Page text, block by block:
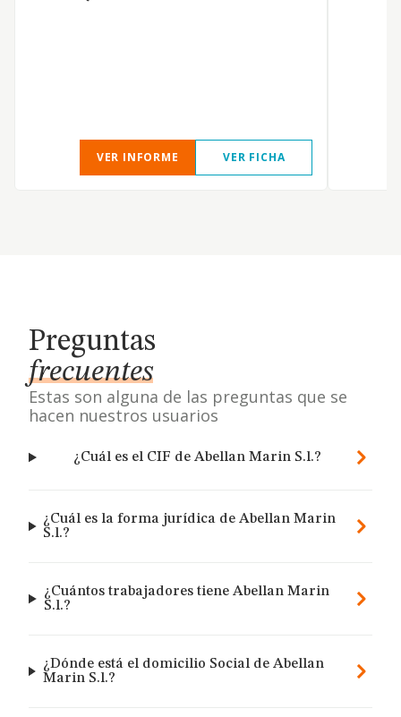
VER INFORME VER FICHA
Preguntas
frecuentes
Estas son alguna de las preguntas que se
hacen nuestros usuarios
¿Cuál es el CIF de Abellan Marin S.l.?
¿Cuál es la forma jurídica de Abellan Marin
S.l.?
¿Cuántos trabajadores tiene Abellan Marin
S.l.?
¿Dónde está el domicilio Social de Abellan
Marin S.l.?